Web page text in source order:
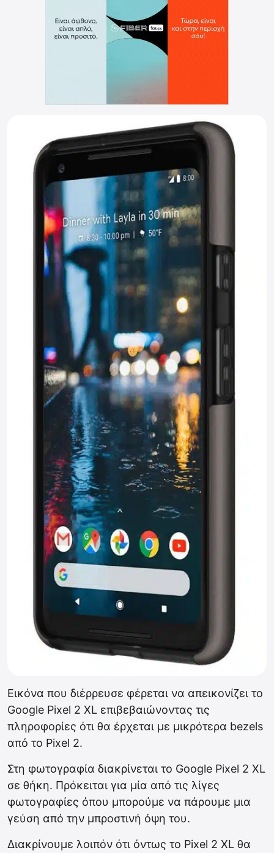
Εικόνα που διέρρευσε φέρεται να απεικονίζει το
Google Pixel 2 XL επιβεβαιώνοντας τις
πληροφορίες ότι θα έρχεται με μικρότερα bezels
από το Pixel 2.
Στη φωτογραφία διακρίνεται το Google Pixel 2 XL
σε θήκη. Πρόκειται για μία από τις λίγες
φωτογραφίες όπου μπορούμε να πάρουμε μια
γεύση από την μπροστινή όψη του.
Διακρίνουμε λοιπόν ότι όντως το Pixel 2 XL θα